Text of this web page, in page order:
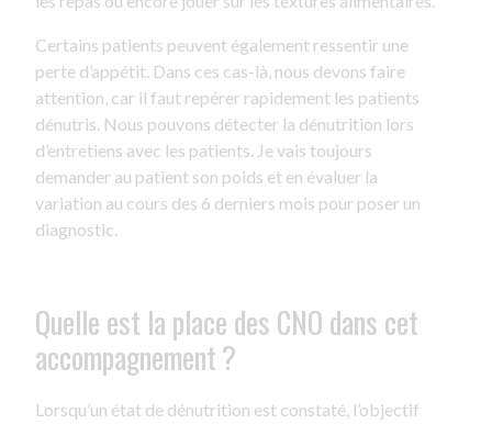
Certains patients peuvent également ressentir une
perte d’appétit. Dans ces cas-là, nous devons faire
attention, car il faut repérer rapidement les patients
dénutris. Nous pouvons détecter la dénutrition lors
d’entretiens avec les patients. Je vais toujours
demander au patient son poids et en évaluer la
variation au cours des 6 derniers mois pour poser un
diagnostic.
Quelle est la place des CNO dans cet
accompagnement ?
Lorsqu’un état de dénutrition est constaté, l’objectif